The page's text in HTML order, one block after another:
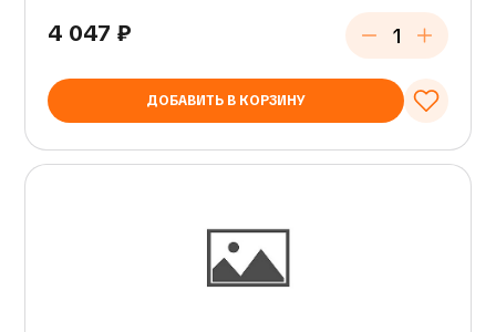
4 047 ₽
ДОБАВИТЬ В КОРЗИНУ